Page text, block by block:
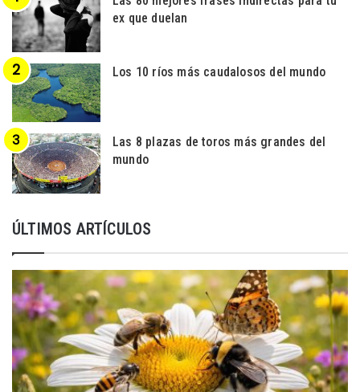
ex que duelan
Los 10 ríos más caudalosos del mundo
Las 8 plazas de toros más grandes del
mundo
ÚLTIMOS ARTÍCULOS